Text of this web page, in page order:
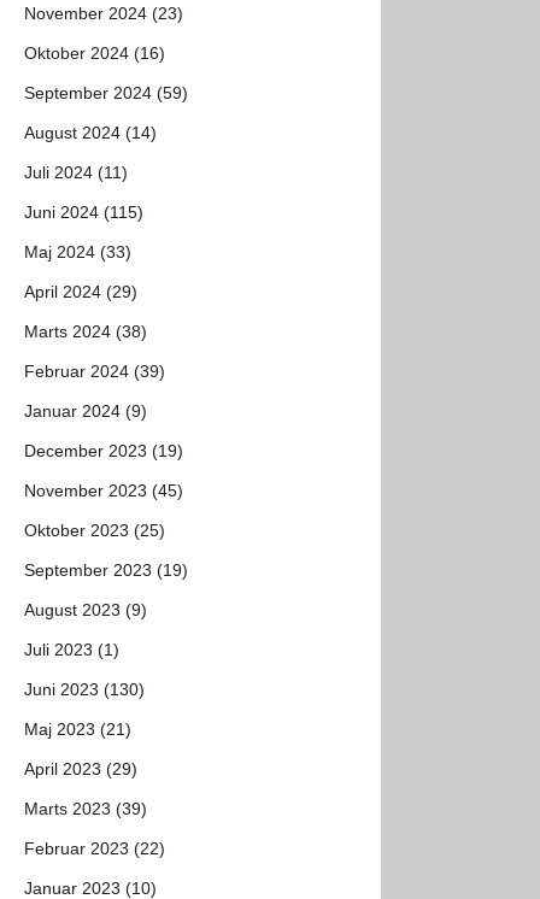
November 2024 (23)
Oktober 2024 (16)
September 2024 (59)
August 2024 (14)
Juli 2024 (11)
Juni 2024 (115)
Maj 2024 (33)
April 2024 (29)
Marts 2024 (38)
Februar 2024 (39)
Januar 2024 (9)
December 2023 (19)
November 2023 (45)
Oktober 2023 (25)
September 2023 (19)
August 2023 (9)
Juli 2023 (1)
Juni 2023 (130)
Maj 2023 (21)
April 2023 (29)
Marts 2023 (39)
Februar 2023 (22)
Januar 2023 (10)